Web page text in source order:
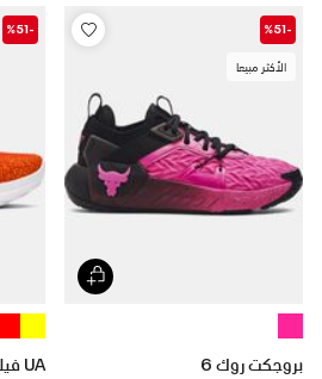
-%51
الأكثر مبيعا
بروجكت روك 6
-%51
UA فيلوسيتي 3